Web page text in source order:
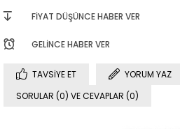
FIYAT DÜŞÜNCE HABER VER
GELINCE HABER VER
TAVSIYE ET
YORUM YAZ
SORULAR (0) VE CEVAPLAR (0)